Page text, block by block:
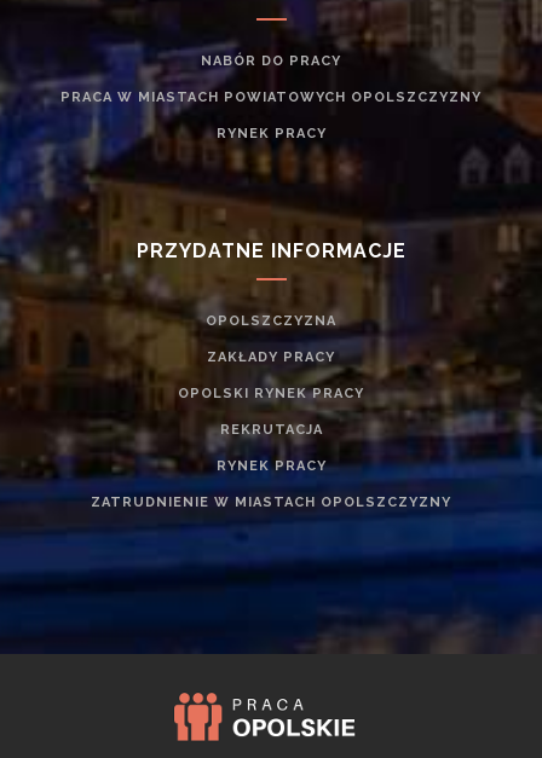
NABÓR DO PRACY
PRACA W MIASTACH POWIATOWYCH OPOLSZCZYZNY
RYNEK PRACY
PRZYDATNE INFORMACJE
OPOLSZCZYZNA
ZAKŁADY PRACY
OPOLSKI RYNEK PRACY
REKRUTACJA
RYNEK PRACY
ZATRUDNIENIE W MIASTACH OPOLSZCZYZNY